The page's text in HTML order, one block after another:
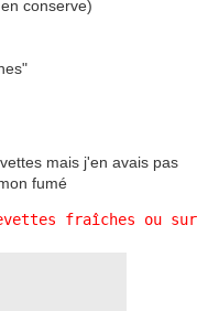
conserve)
mais j'en avais pas
fumé
fraîches ou